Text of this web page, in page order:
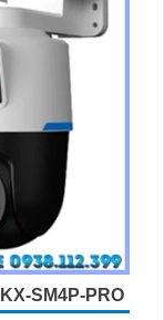
SM4P-PRO